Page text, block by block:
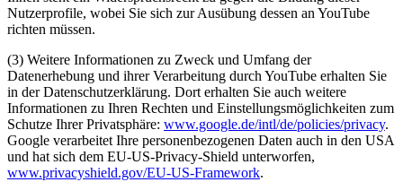
Nutzerprofile, wobei Sie sich zur Ausübung dessen an YouTube
richten müssen.
(3) Weitere Informationen zu Zweck und Umfang der
Datenerhebung und ihrer Verarbeitung durch YouTube erhalten Sie
in der Datenschutzerklärung. Dort erhalten Sie auch weitere
Informationen zu Ihren Rechten und Einstellungsmöglichkeiten zum
Schutze Ihrer Privatsphäre: www.google.de/intl/de/policies/privacy.
Google verarbeitet Ihre personenbezogenen Daten auch in den USA
und hat sich dem EU-US-Privacy-Shield unterworfen,
www.privacyshield.gov/EU-US-Framework.